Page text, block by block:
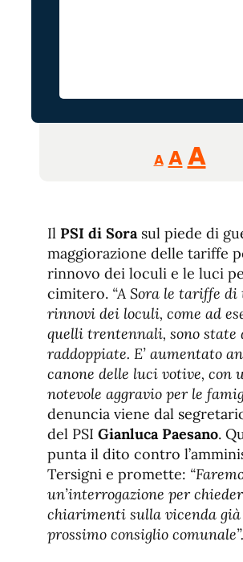
A
Reducir
tamaño
AA
de
Il PSI di Sorasul piede di
maggiorazione delle tariffe
rinnovo dei loculi e le luci
cimitero. “A Sora le tariffe
rinnovi dei loculi, come ad
quelli trentennali, sono state
raddoppiate. E’ aumentato
canone delle luci votive, con
notevole aggravio per le
denuncia viene dal
del PSI Gianluca Paesano.
punta il dito contro
Tersigni e promette:
un’interrogazione per
chiarimenti sulla vicenda
prossimo consiglio comunale”.